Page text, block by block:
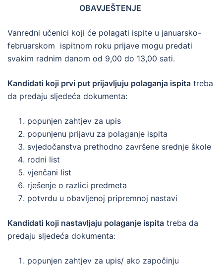
OBAVJEŠTENJE
Vanredni učenici koji će polagati ispite u januarsko-
februarskom ispitnom roku prijave mogu predati
svakim radnim danom od 9,00 do 13,00 sati.
Kandidati koji prvi put prijavljuju polaganja ispita treba
da predaju sljedeća dokumenta:
popunjen zahtjev za upis
popunjenu prijavu za polaganje ispita
svjedočanstva prethodno završene srednje škole
rodni list
vjenčani list
rješenje o razlici predmeta
potvrdu u obavljenoj pripremnoj nastavi
Kandidati koji nastavljaju polaganje ispita treba da
predaju sljedeća dokumenta:
popunjen zahtjev za upis/ ako započinju